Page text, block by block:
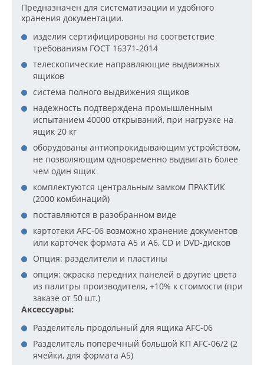
Предназначен для систематизации и удобного
хранения документации.
изделия сертифицированы на соответствие
требованиям ГОСТ 16371-2014
телескопические направляющие выдвижных
ящиков
система полного выдвижения ящиков
надежность подтверждена промышленным
испытанием 40000 открываний, при нагрузке на
ящик 20 кг
оборудованы антиопрокидывающим устройством,
не позволяющим одновременно выдвигать более
чем один ящик
комплектуются центральным замком ПРАКТИК
(2000 комбинаций)
поставляются в разобранном виде
картотеки AFC-06 возможно хранение документов
или карточек формата А5 и А6, CD и DVD-дисков
Опция: разделители и пластины
опция: окраска передних панелей в другие цвета
из палитры производителя, +10% к стоимости (при
заказе от 50 шт.)
Аксессуары:
Разделитель продольный для ящика AFC-06
Разделитель поперечный большой КП AFC-06/2 (2
ячейки, для формата А5)